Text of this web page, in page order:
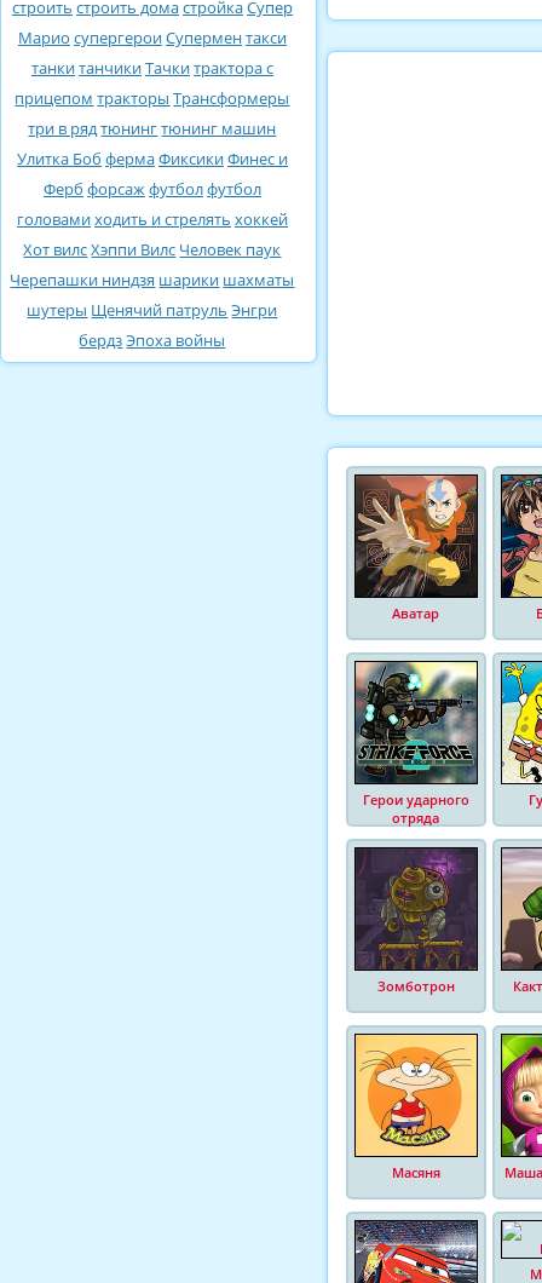
строить строить домастройкаСупер
Марио супергероиСуперментакси
танкитанчикиТачкитрактора с
прицепом тракторы Трансформеры
три в рядтюнингтюнинг машин
Улитка Боб фермаФиксикиФинес и
Ферб форсажфутболфутбол
головамиходить и стрелять хоккей
Хот вилсХэппи Вилс Человек паук
Черепашки ниндзя шарики шахматы
шутеры Щенячий патруль Энгри
бердзЭпоха войны
Аватар
Герои ударного
отряда
Зомботрон
Масяня